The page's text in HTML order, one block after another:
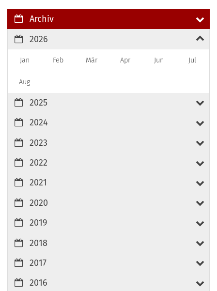
Archiv
2026
Jan Feb Mär Apr Jun Jul
Aug
2025
2024
2023
2022
2021
2020
2019
2018
2017
2016